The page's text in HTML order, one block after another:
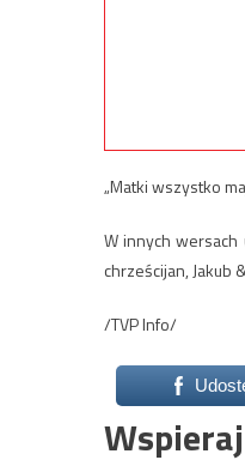
„Matki wszystko
W innych
chrześcijan, Jakub
/TVP Info/